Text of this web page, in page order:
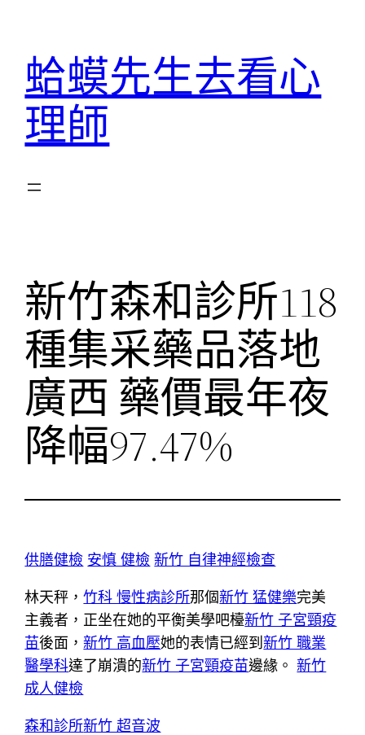
蛤蟆先生去看心
理師
新竹森和診所118
種集采藥品落地
廣西 藥價最年夜
降幅97.47%
供膳健檢 安慎 健檢 新竹 自律神經檢查
林天秤，竹科 慢性病診所那個新竹 猛健樂完美
主義者，正坐在她的平衡美學吧檯新竹 子宮頸疫
苗後面，新竹 高血壓她的表情已經到新竹 職業
醫學科達了崩潰的新竹 子宮頸疫苗邊緣。新竹
成人健檢
森和診所新竹 超音波